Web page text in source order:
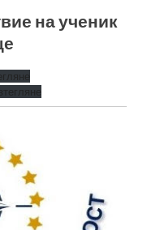
на ученик